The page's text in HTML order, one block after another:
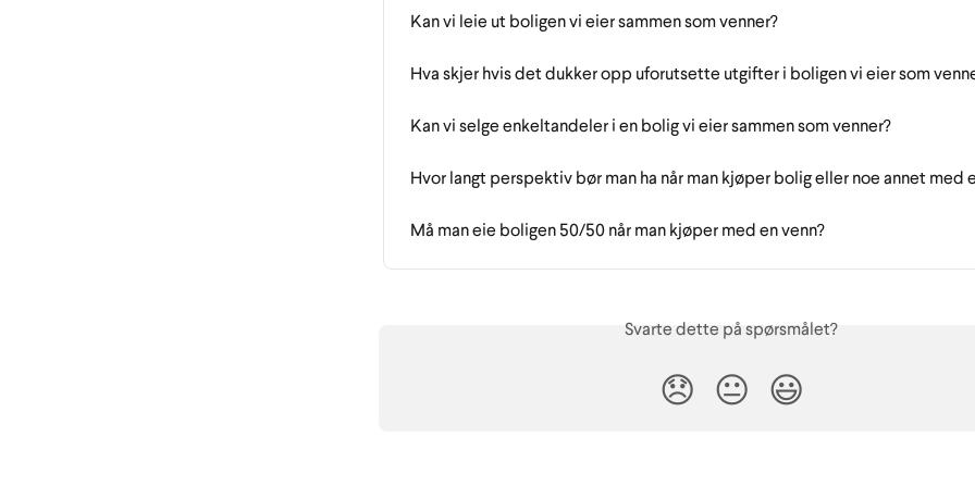
Kan vi leie ut boligen vi eier sammen som venner?
Hva skjer hvis det dukker opp uforutsette utgifter i boligen vi eier som
Kan vi selge enkeltandeler i en bolig vi eier sammen som venner?
Hvor langt perspektiv bør man ha når man kjøper bolig eller noe annet med
Må man eie boligen 50/50 når man kjøper med en venn?
Svarte dette på spørsmålet?
😞 😐 😃